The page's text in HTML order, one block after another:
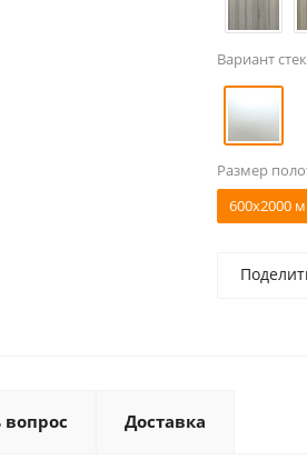
Вариант
Размер
600x2000
вопрос Доставка